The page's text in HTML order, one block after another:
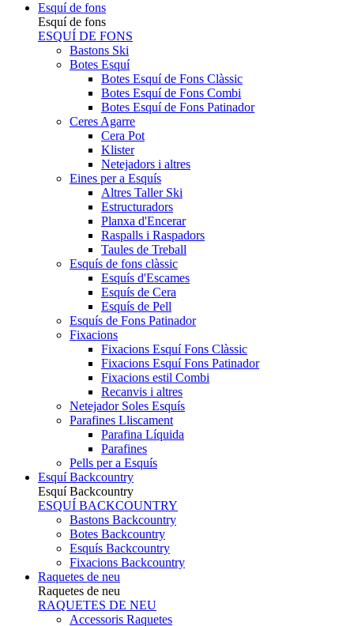
Esquí de fons
Esquí de fons
ESQUÍ DE FONS
Bastons Ski
Botes Esquí
Botes Esquí de Fons Clàssic
Botes Esquí de Fons Combi
Botes Esquí de Fons Patinador
Ceres Agarre
Cera Pot
Klister
Netejadors i altres
Eines per a Esquís
Altres Taller Ski
Estructuradors
Planxa d'Encerar
Raspalls i Raspadors
Taules de Treball
Esquís de fons clàssic
Esquís d'Escames
Esquís de Cera
Esquís de Pell
Esquís de Fons Patinador
Fixacions
Fixacions Esquí Fons Clàssic
Fixacions Esquí Fons Patinador
Fixacions estil Combi
Recanvis i altres
Netejador Soles Esquís
Parafines Lliscament
Parafina Líquida
Parafines
Pells per a Esquís
Esquí Backcountry
Esquí Backcountry
ESQUÍ BACKCOUNTRY
Bastons Backcountry
Botes Backcountry
Esquís Backcountry
Fixacions Backcountry
Raquetes de neu
Raquetes de neu
RAQUETES DE NEU
Accessoris Raquetes